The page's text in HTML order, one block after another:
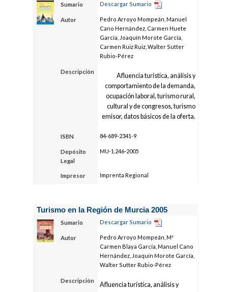
Sumario Descargar Sumario
Autor
Pedro Arroyo Mompeán, Manuel
Cano Hernández, Carmen Huete
García, Joaquín Morote García,
Carmen Ruiz Ruiz, Walter Sutter
Rubio-Pérez
Descripción
Afluencia turística, análisis y
comportamiento de la demanda,
ocupación laboral, turismo rural,
cultural y de congresos, turismo
emisor, datos básicos de la oferta.
ISBN 84-689-2341-9
Depósito
Legal
MU-1.246-2005
Impresor Imprenta Regional
Turismo en la Región de Murcia 2005
Sumario Descargar Sumario
Autor
Pedro Arroyo Mompeán, Mª
Carmen Blaya García, Manuel Cano
Hernández, Joaquín Morote García,
Walter Sutter Rubio-Pérez
Descripción
Afluencia turística, análisis y